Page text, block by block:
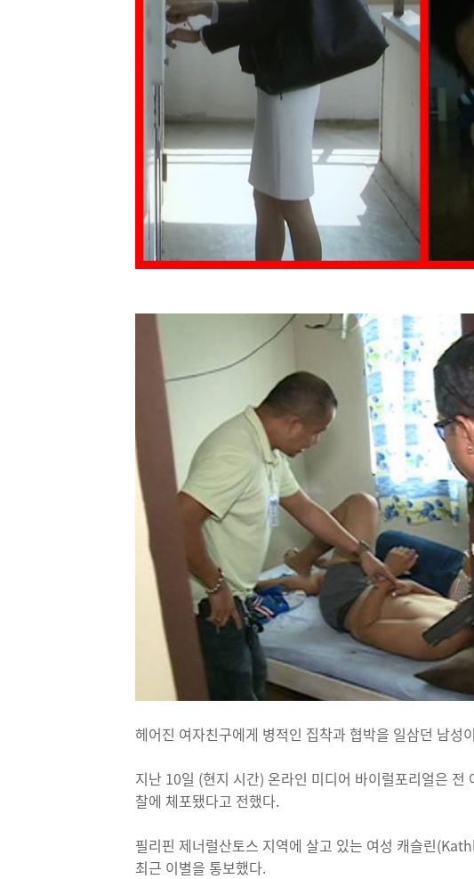
헤어진 여자친구에게 병적인 집착과 협박을 일삼던 남성
지난 10일 (현지 시간) 온라인 미디어 바이럴포리얼은
찰에 체포됐다고 전했다.
필리핀 제너럴산토스 지역에 살고 있는 여성 캐슬린
최근 이별을 통보했다.